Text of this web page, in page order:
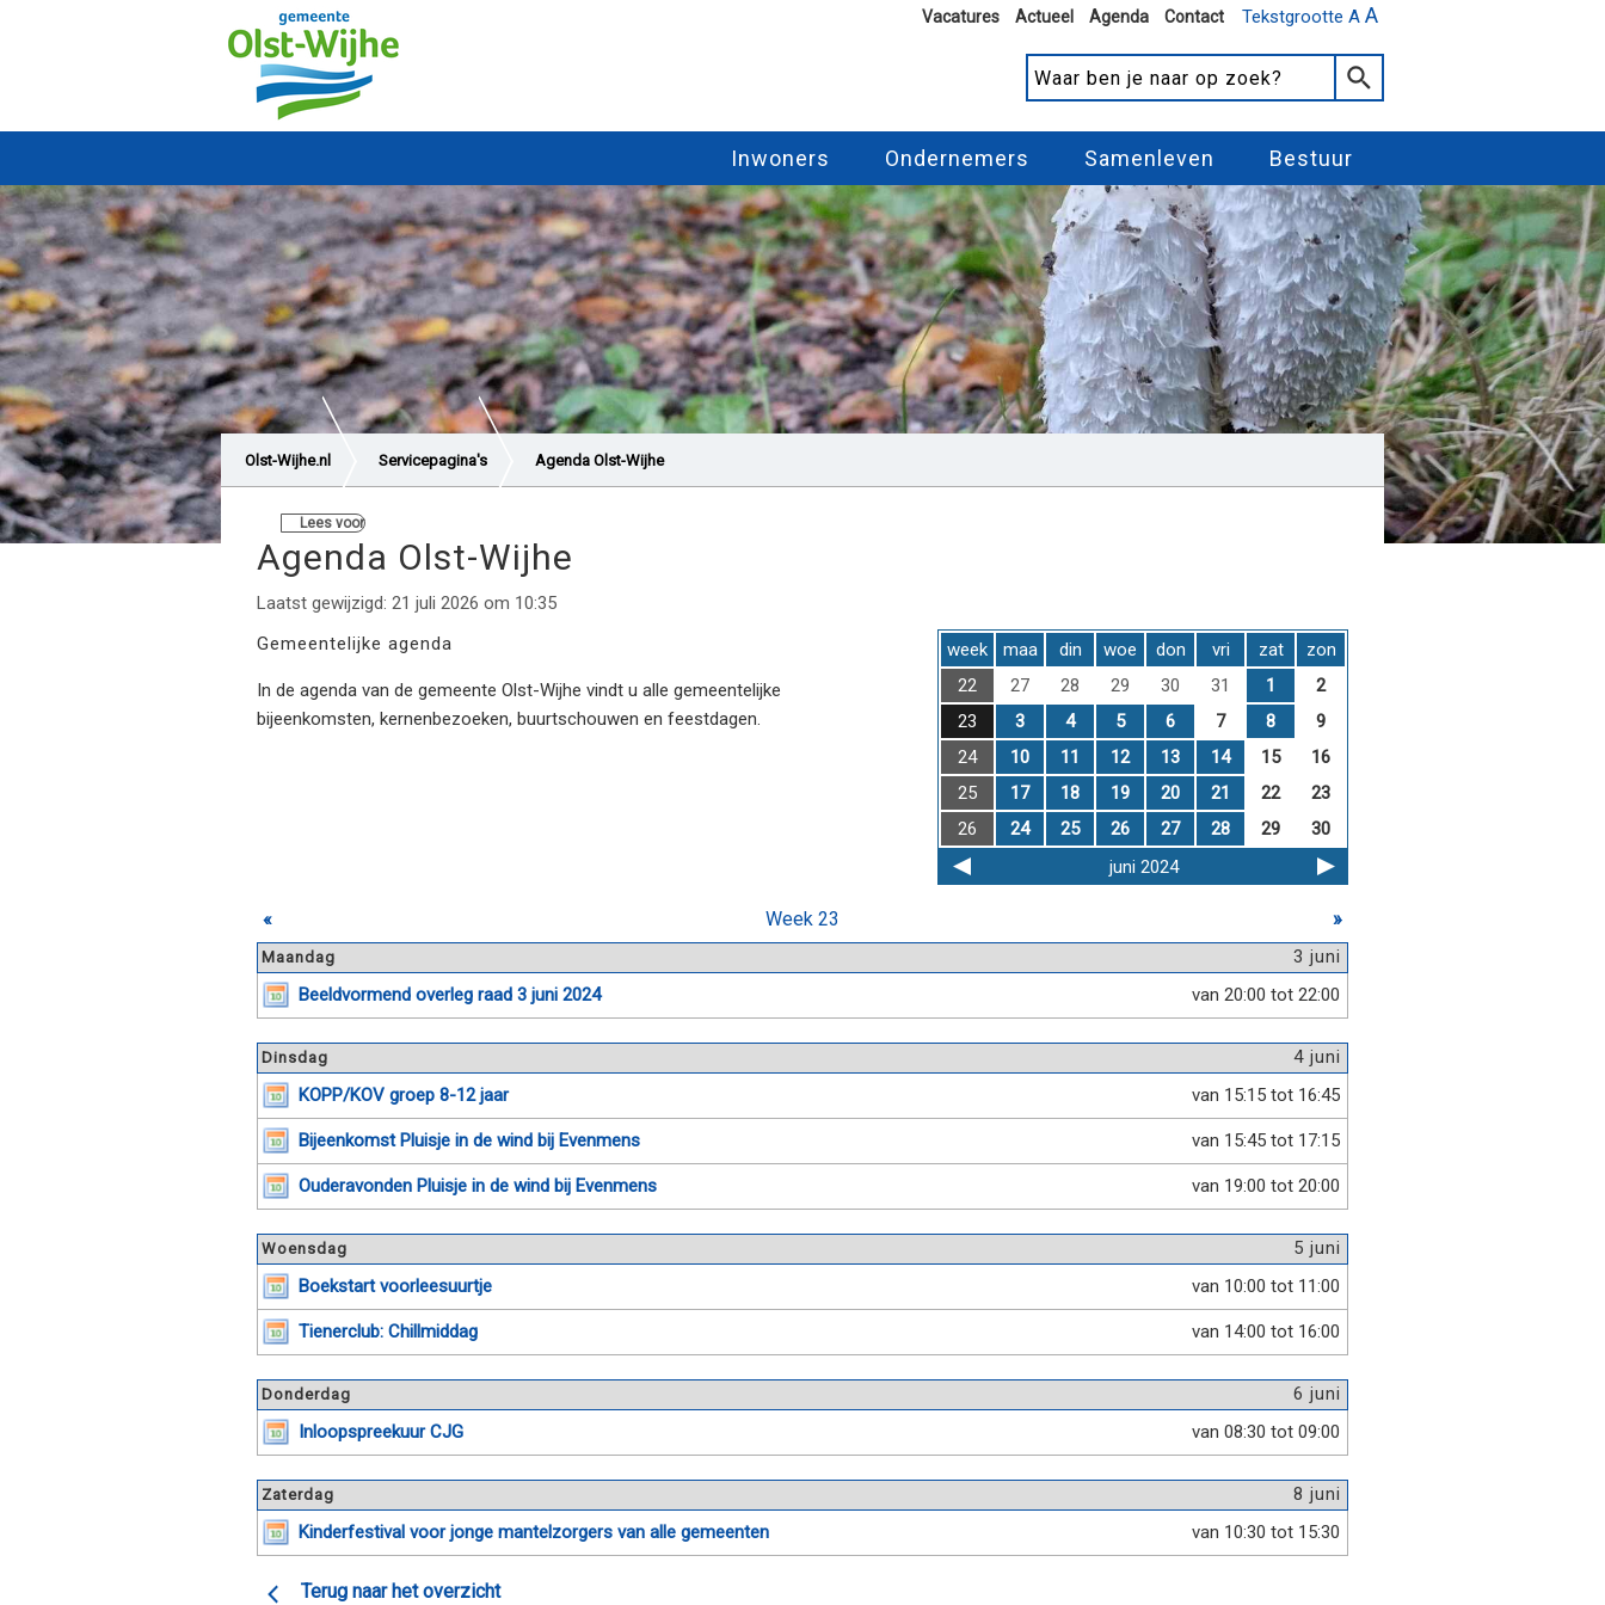
Tekstgrootte A A
Vacatures Actueel Agenda Contact
Inwoners Ondernemers Samenleven Bestuur
Olst-Wijhe.nl Servicepagina's Agenda Olst-Wijhe
Lees voor
Agenda Olst-Wijhe
Laatst gewijzigd: 21 juli 2026 om 10:35
Gemeentelijke agenda
In de agenda van de gemeente Olst-Wijhe vindt u alle gemeentelijke
bijeenkomsten, kernenbezoeken, buurtschouwen en feestdagen.
week maa din woe don vri zat
zon
22
27 28 29 30 31 1
2
23
3 4 5 6 7 8
9
24
10 11 12 13 14 15
16
25
17 18 19 20 21 22
23
26
24 25 26 27 28 29
30
juni 2024
« Week 23 »
3 juni
Maandag
van 20:00 tot 22:00
Beeldvormend overleg raad 3 juni 2024
4 juni
Dinsdag
van 15:15 tot 16:45
KOPP/KOV groep 8-12 jaar
van 15:45 tot 17:15
Bijeenkomst Pluisje in de wind bij Evenmens
van 19:00 tot 20:00
Ouderavonden Pluisje in de wind bij Evenmens
5 juni
Woensdag
van 10:00 tot 11:00
Boekstart voorleesuurtje
van 14:00 tot 16:00
Tienerclub: Chillmiddag
6 juni
Donderdag
van 08:30 tot 09:00
Inloopspreekuur CJG
8 juni
Zaterdag
van 10:30 tot 15:30
Kinderfestival voor jonge mantelzorgers van alle gemeenten
Terug naar het overzicht